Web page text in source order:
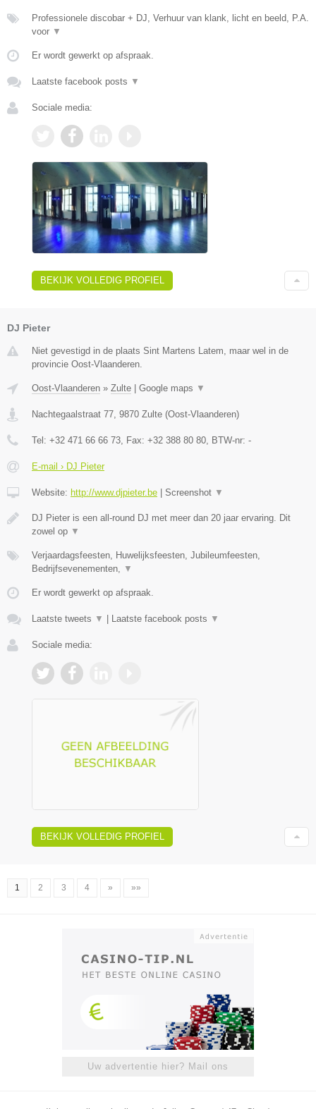
Professionele discobar + DJ, Verhuur van klank, licht en beeld, P.A.
voor ▼
Er wordt gewerkt op afspraak.
Laatste facebook posts ▼
Sociale media:
BEKIJK VOLLEDIG PROFIEL
DJ Pieter
Niet gevestigd in de plaats Sint Martens Latem, maar wel in de
provincie Oost-Vlaanderen.
Oost-Vlaanderen » Zulte | Google maps ▼
Nachtegaalstraat 77 9870 Zulte (Oost-Vlaanderen)
Tel: +32 471 66 66 73 , Fax: +32 388 80 80 , BTW-nr: -
E-mail › DJ Pieter
Website: http://www.djpieter.be | Screenshot ▼
DJ Pieter is een all-round DJ met meer dan 20 jaar ervaring. Dit
zowel op ▼
Verjaardagsfeesten, Huwelijksfeesten, Jubileumfeesten,
Bedrijfsevenementen,
▼
Er wordt gewerkt op afspraak.
Laatste tweets ▼ | Laatste facebook posts ▼
Sociale media:
BEKIJK VOLLEDIG PROFIEL
1 2 3 4 » »»
Uw advertentie hier? Mail ons